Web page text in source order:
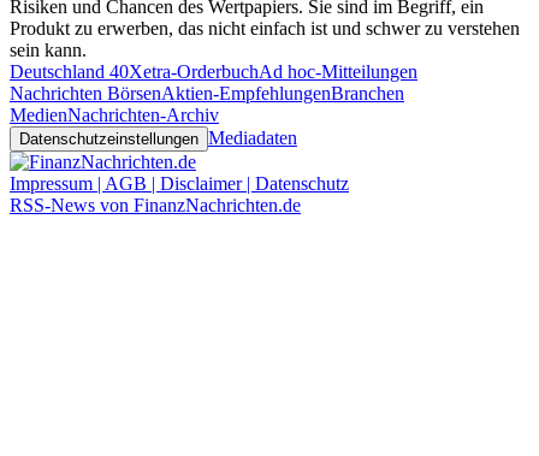
Risiken und Chancen des Wertpapiers. Sie sind im Begriff, ein
Produkt zu erwerben, das nicht einfach ist und schwer zu verstehen
sein kann.
Deutschland 40Xetra-OrderbuchAd hoc-Mitteilungen
Nachrichten BörsenAktien-EmpfehlungenBranchen
MedienNachrichten-Archiv
Datenschutzeinstellungen Mediadaten
Impressum | AGB | Disclaimer | Datenschutz
RSS-News von FinanzNachrichten.de